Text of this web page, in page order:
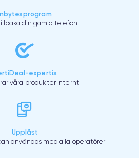
din gamla telefon
expertis
våra produkter internt
Upplåst
användas med alla operatörer